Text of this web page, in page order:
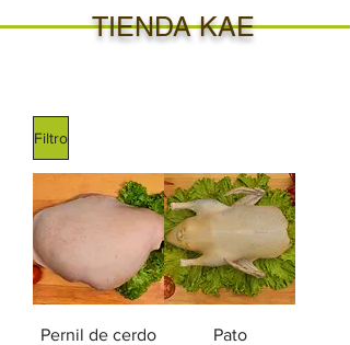
TIENDA KAE
Filtro
Pernil de cerdo Pato